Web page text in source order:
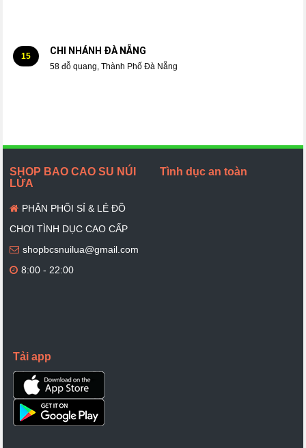
15 CHI NHÁNH ĐÀ NẴNG
58 đỗ quang, Thành Phố Đà Nẵng
SHOP BAO CAO SU NÚI
LỬA
PHÂN PHỐI SỈ & LẺ ĐỒ
CHƠI TÌNH DỤC CAO CẤP
shopbcsnuilua@gmail.com
8:00 - 22:00
Tình dục an toàn
Tải app